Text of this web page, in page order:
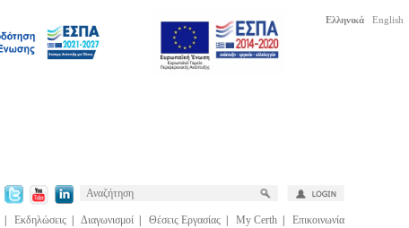
Ελληνικά English
Εκδηλώσεις Διαγωνισμοί Θέσεις Εργασίας My Certh Επικοινωνία